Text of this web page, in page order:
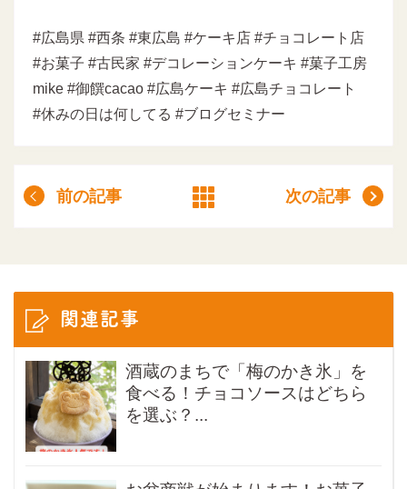
#広島県 #西条 #東広島 #ケーキ店 #チョコレート店
#お菓子 #古民家 #デコレーションケーキ #菓子工房
mike #御饌cacao #広島ケーキ #広島チョコレート
#休みの日は何してる #ブログセミナー
前の記事 次の記事
関連記事
酒蔵のまちで「梅のかき氷」を
食べる！チョコソースはどちら
を選ぶ？...